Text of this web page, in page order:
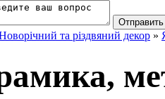
та різдвяний декор »